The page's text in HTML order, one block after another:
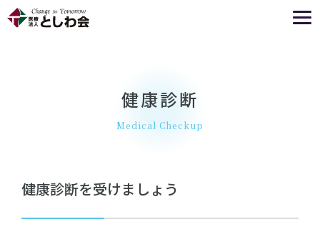
健康診断
Medical Checkup
健康診断を受けましょう